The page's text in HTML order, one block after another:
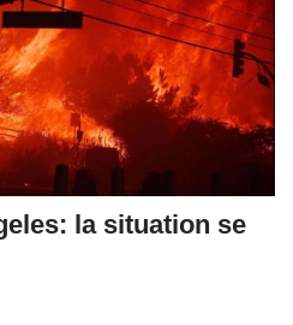
la situation se